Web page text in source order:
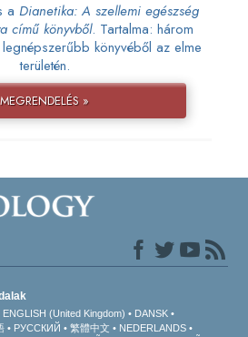
a Dianetika: A szellemi egészség
című könyvből. Tartalma: három
könyvéből az elme
területén.
MEGRENDELÉS »
ENGLISH (United Kingdom)
DANSK
РУССКИЙ 繁體中文
NEDERLANDS